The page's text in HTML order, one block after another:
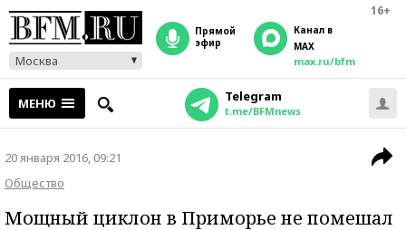
16+
Москва
прямой
эфир
Канал в
MAX
max.ru/bfm
МЕНЮ Telegram
t.me/BFMnews
20 января 2016, 09:21
Общество
Мощный циклон в Приморье не помешал